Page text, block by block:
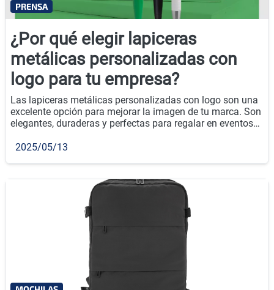
¿Por qué elegir lapiceras
metálicas personalizadas con
logo para tu empresa?
Las lapiceras metálicas personalizadas con logo son una
excelente opción para mejorar la imagen de tu marca. Son
elegantes, duraderas y perfectas para regalar en eventos
merchandising.
PRENSA
2025/05/13